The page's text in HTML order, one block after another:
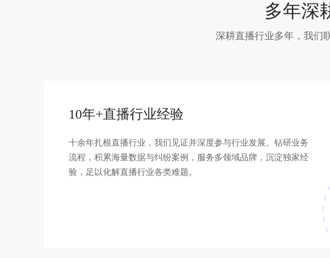
多年深
深耕直播行业多年，我们
10年+直播行业经验
十余年扎根直播行业，我们见证并深度参与行业发展。钻研业务
流程，积累海量数据与纠纷案例，服务多领域品牌，沉淀独家经
验，足以化解直播行业各类难题。